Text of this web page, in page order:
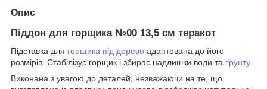
Опис
Піддон для горщика №00 13,5 см теракот
Підставка для горщика під дерево адаптована до його
розмірів. Стабілізує горщик і збирає надлишки води та ґрунту.
Виконана з увагою до деталей, незважаючи на те, що